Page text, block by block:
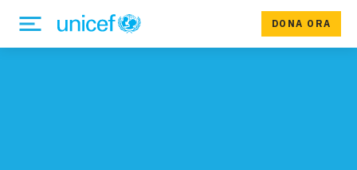
DONA ORA